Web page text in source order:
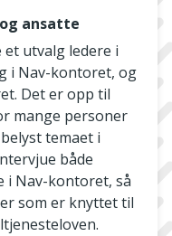
ansatte
utvalg ledere i
i Nav-kontoret, og
Det er opp til
mange personer
temaet i
både
i Nav-kontoret, så
som er knyttet til